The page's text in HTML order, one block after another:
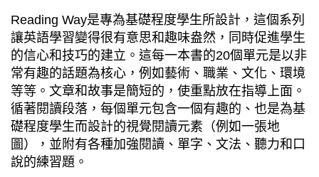
Reading Way是專為基礎程度學生所設計，這個系列
讓英語學習變得很有意思和趣味盎然，同時促進學生
的信心和技巧的建立。這每一本書的20個單元是以非
常有趣的話題為核心，例如藝術、職業、文化、環境
等等。文章和故事是簡短的，使重點放在指導上面。
循著閱讀段落，每個單元包含一個有趣的、也是為基
礎程度學生而設計的視覺閱讀元素（例如一張地
圖），並附有各種加強閱讀、單字、文法、聽力和口
說的練習題。